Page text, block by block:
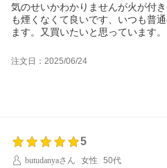
気のせいかわかりませんが火が付
も煙くなくて良いです、いつも普
ます。又買いたいと思っています。
注文日：2025/06/24
5
butudanyaさん
女性 50代